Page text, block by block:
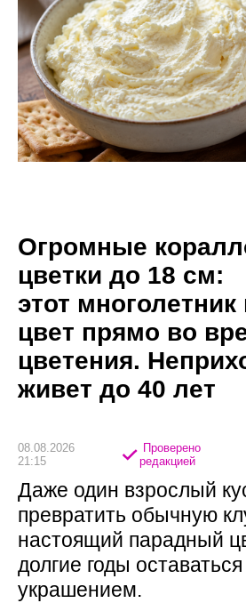
Огромные
цветки до 18 см:
этот многолетник
цвет прямо во
цветения.
живет до 40 лет
08.08.2026
21:15
Проверено
редакцией
Даже один взрослый
превратить обычную
настоящий парадный
долгие годы
украшением.